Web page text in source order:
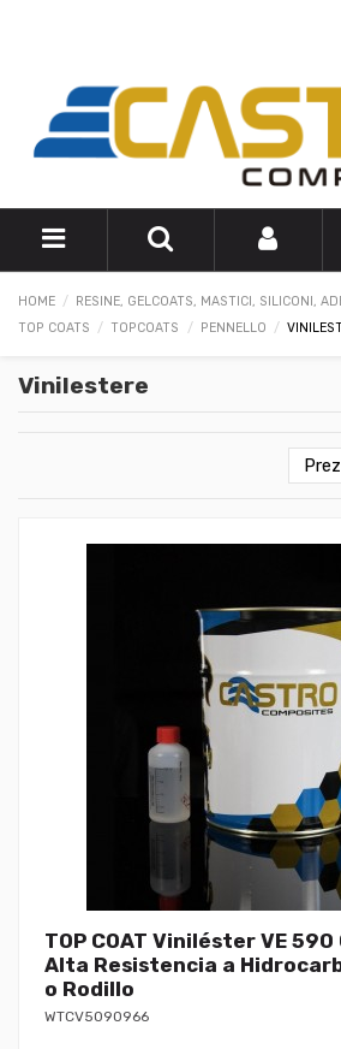
HOME RESINE, GELCOATS, MASTICI, SILICONI,
TOP COATS
TOPCOATS PENNELLO
Vinilestere
TOP COAT Viniléster VE
Alta Resistencia a
o Rodillo
WTCV5090966